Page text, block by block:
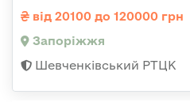
від 20100 до 120000 грн
Запоріжжя
Шевченківський РТЦК